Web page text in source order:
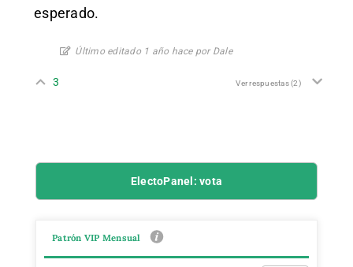
esperado.
Último editado 1 año hace por Dale
3 Ver respuestas(2)
ElectoPanel: vota
Patrón VIP Mensual